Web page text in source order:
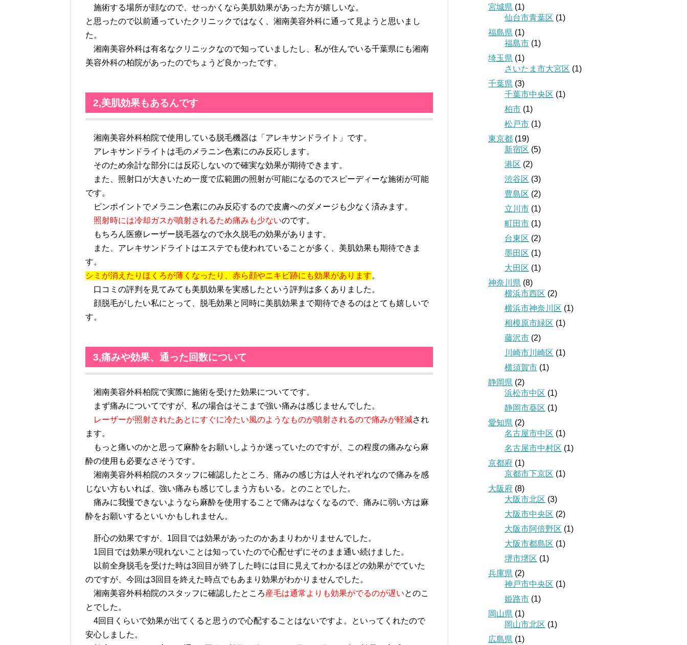
施術する場所が顔なので、せっかくなら美肌効果があった方が嬉しいな。
と思ったので以前通っていたクリニックではなく、湘南美容外科に通って見ようと思いまし
た。
湘南美容外科は有名なクリニックなので知っていましたし、私が住んでいる千葉県にも湘南
美容外科の柏院があったのでちょうど良かったです。
2,美肌効果もあるんです
湘南美容外科柏院で使用している脱毛機器は「アレキサンドライト」です。
アレキサンドライトは毛のメラニン色素にのみ反応します。
そのため余計な部分には反応しないので確実な効果が期待できます。
また、照射口が大きいため一度で広範囲の照射が可能になるのでスピーディーな施術が可能
です。
ピンポイントでメラニン色素にのみ反応するので皮膚へのダメージも少なく済みます。
照射時には冷却ガスが噴射されるため痛みも少ないのです。
もちろん医療レーザー脱毛器なので永久脱毛の効果があります。
また、アレキサンドライトはエステでも使われていることが多く、美肌効果も期待できま
す。
シミが消えたりほくろが薄くなったり、赤ら顔やニキビ跡にも効果があります。
口コミの評判を見てみても美肌効果を実感したという評判は多くありました。
顔脱毛がしたい私にとって、脱毛効果と同時に美肌効果まで期待できるのはとても嬉しいで
す。
3,痛みや効果、通った回数について
湘南美容外科柏院で実際に施術を受けた効果についてです。
まず痛みについてですが、私の場合はそこまで強い痛みは感じませんでした。
レーザーが照射されたあとにすぐに冷たい風のようなものが噴射されるので痛みが軽減され
ます。
もっと痛いのかと思って麻酔をお願いしようか迷っていたのですが、この程度の痛みなら麻
酔の使用も必要なさそうです。
湘南美容外科柏院のスタッフに確認したところ、痛みの感じ方は人それぞれなので痛みを感
じない方もいれば、強い痛みも感じてしまう方もいる。とのことでした。
痛みに我慢できないようなら麻酔を使用することで痛みはなくなるので、痛みに弱い方は麻
酔をお願いするといいかもしれません。
肝心の効果ですが、1回目では効果があったのかあまりわかりませんでした。
1回目では効果が現れないことは知っていたので心配せずにそのまま通い続けました。
以前全身脱毛を受けた時は3回目が終了した時には目に見えてわかるほどの効果がでていた
のですが、今回は3回目を終えた時点でもあまり効果がわかりませんでした。
湘南美容外科柏院のスタッフに確認したところ産毛は通常よりも効果がでるのが遅いとのこ
とでした。
4回目くらいで効果が出てくると思うので心配することはないですよ。といってくれたので
安心しました。
宮城県 (1)
仙台市青葉区 (1)
福島県 (1)
福島市 (1)
埼玉県 (1)
さいたま市大宮区 (1)
千葉県 (3)
千葉市中央区 (1)
柏市 (1)
松戸市 (1)
東京都 (19)
新宿区 (5)
港区 (2)
渋谷区 (3)
豊島区 (2)
立川市 (1)
町田市 (1)
台東区 (2)
墨田区 (1)
大田区 (1)
神奈川県 (8)
横浜市西区 (2)
横浜市神奈川区 (1)
相模原市緑区 (1)
藤沢市 (2)
川崎市川崎区 (1)
横須賀市 (1)
静岡県 (2)
浜松市中区 (1)
静岡市葵区 (1)
愛知県 (2)
名古屋市中区 (1)
名古屋市中村区 (1)
京都府 (1)
京都市下京区 (1)
大阪府 (8)
大阪市北区 (3)
大阪市中央区 (2)
大阪市阿倍野区 (1)
大阪市都島区 (1)
堺市堺区 (1)
兵庫県 (2)
神戸市中央区 (1)
姫路市 (1)
岡山県 (1)
岡山市北区 (1)
広島県 (1)